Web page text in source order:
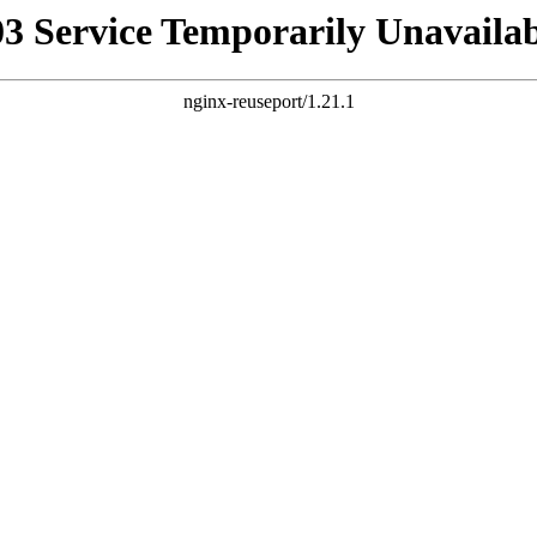
Service Temporarily
nginx-reuseport/1.21.1